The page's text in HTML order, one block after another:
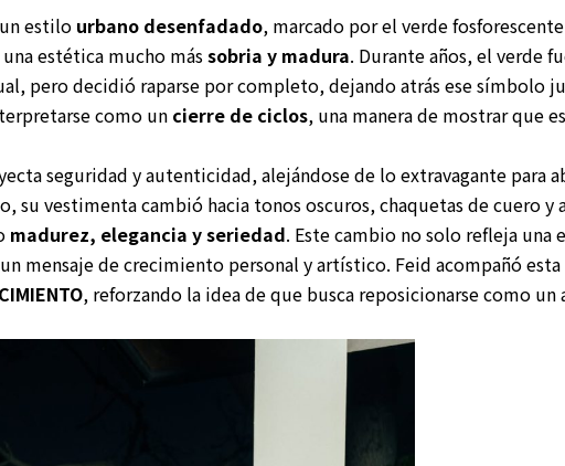
estilo urbano desenfadado, marcado por el verde
estética mucho mássobria y madura. Durante años, el verde
pero decidió raparse por completo, dejando atrás ese símbolo
como un cierre de ciclos, una manera de mostrar que
seguridad y autenticidad, alejándose de lo extravagante para
su vestimenta cambió hacia tonos oscuros, chaquetas de cuero y
madurez, elegancia y seriedad. Este cambio no solo refleja una
mensaje de crecimiento personal y artístico. Feid acompañó
, reforzando la idea de que busca reposicionarse como